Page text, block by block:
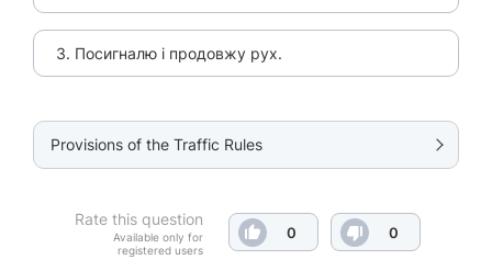
3. Посигналю і продовжу рух.
Provisions of the Traffic Rules
Rate this question
Available only for
registered users
0 0